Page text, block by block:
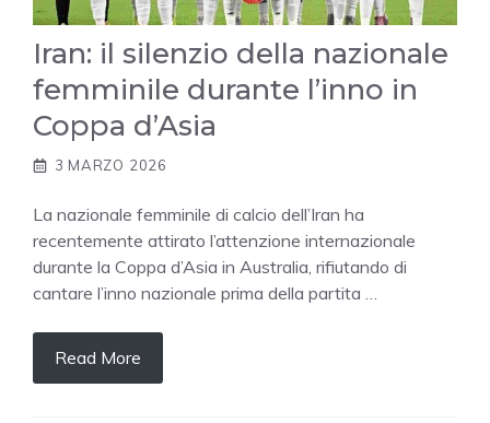
Iran: il silenzio della nazionale
femminile durante l’inno in
Coppa d’Asia
3 MARZO 2026
La nazionale femminile di calcio dell’Iran ha
recentemente attirato l’attenzione internazionale
durante la Coppa d’Asia in Australia, rifiutando di
cantare l’inno nazionale prima della partita …
Read More